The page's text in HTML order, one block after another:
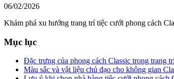
06/02/2026
Khám phá xu hướng trang trí tiệc cưới phong cách
Mục lục
Đặc trưng của phong cách Classic trong trang
Màu sắc và vật liệu chủ đạo cho không gian